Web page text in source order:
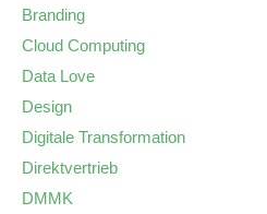
Branding
Cloud Computing
Data Love
Design
Digitale Transformation
Direktvertrieb
DMMK